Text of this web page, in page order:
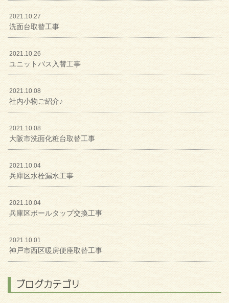
2021.10.27
洗面台取替工事
2021.10.26
ユニットバス入替工事
2021.10.08
社内小物ご紹介♪
2021.10.08
大阪市洗面化粧台取替工事
2021.10.04
兵庫区水栓漏水工事
2021.10.04
兵庫区ボールタップ交換工事
2021.10.01
神戸市西区暖房便座取替工事
ブログカテゴリ